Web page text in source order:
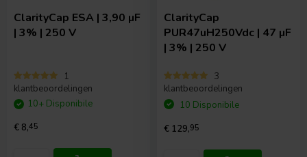
ClarityCap ESA | 3,90 µF
| 3% | 250 V
1
klantbeoordelingen
10+ Disponibile
€ 8,45
ClarityCap
PUR47uH250Vdc | 47 µF
| 3% | 250 V
3
klantbeoordelingen
10 Disponibile
€ 129,95